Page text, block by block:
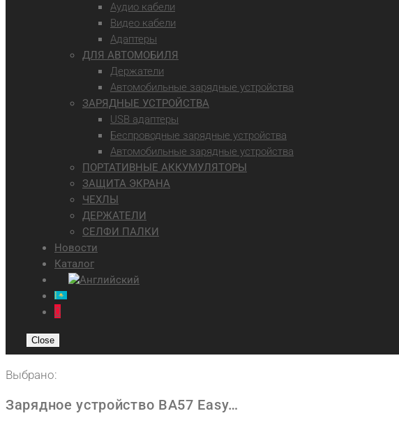
Аудио кабели
Видео кабели
Адаптеры
ДЛЯ АВТОМОБИЛЯ
Держатели
Автомобильные зарядные устройства
ЗАРЯДНЫЕ УСТРОЙСТВА
USB адаптеры
Беспроводные зарядные устройства
Автомобильные зарядные устройства
ПОРТАТИВНЫЕ АККУМУЛЯТОРЫ
ЗАЩИТА ЭКРАНА
ЧЕХЛЫ
ДЕРЖАТЕЛИ
СЕЛФИ ПАЛКИ
Новости
Каталог
0
Close
Выбрано:
Зарядное устройство BA57 Easy…